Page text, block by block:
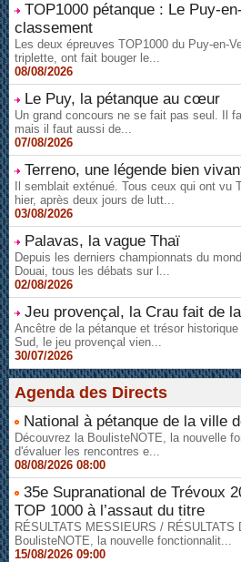
TOP1000 pétanque : Le Puy-
classement
Les deux épreuves TOP1000 du Puy-en-
triplette, ont fait bouger le...
08/08/2026
Le Puy, la pétanque au cœur
Un grand concours ne se fait pas seul. Il
mais il faut aussi de...
07/08/2026
Terreno, une légende bien
Il semblait exténué. Tous ceux qui ont vu
hier, après deux jours de lutt...
03/08/2026
Palavas, la vague Thaï
Depuis les derniers championnats du
Douai, tous les débats sur l...
02/08/2026
Jeu provençal, la Crau fait de
Ancêtre de la pétanque et trésor
Sud, le jeu provençal vien...
30/07/2026
Agenda des Directs
National à pétanque de la ville
Découvrez la BoulisteNOTE, la nouvelle
d'évaluer les rencontres e...
08/08/2026 08:00
35e Supranational de Trévoux
TOP 1000 à l’assaut du titre
RÉSULTATS MESSIEURS /
BoulisteNOTE, la nouvelle fonctionnalit...
15/08/2026 09:00